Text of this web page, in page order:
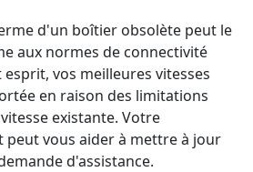
d'un boîtier obsolète peut le
aux normes de connectivité
vos meilleures vitesses
en raison des limitations
existante. Votre
vous aider à mettre à jour
d'assistance.